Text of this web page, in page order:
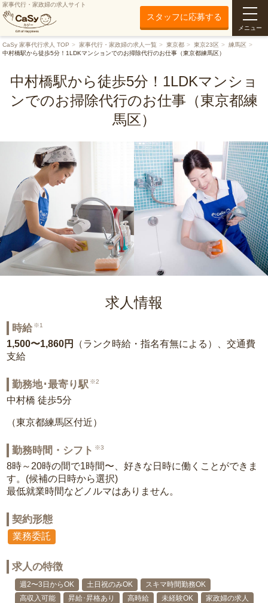
家事代行・家政婦の求人サイト
スタッフに応募する
メニュー
CaSy 家事代行求人 TOP 家事代行・家政婦の求人一覧 東京都 東京23区
練馬区
中村橋駅から徒歩5分！1LDKマンションでのお掃除代行のお仕事（東京都練馬区）
中村橋駅から徒歩5分！1LDKマンショ
ンでのお掃除代行のお仕事（東京都練
馬区）
求人情報
時給 ※1
1,500〜1,860円
（ランク時給・指名有無による）、交通費
支給
勤務地･最寄り駅 ※2
中村橋 徒歩5分
（東京都練馬区付近）
勤務時間・シフト ※3
8時～20時の間で1時間〜、好きな日時に働くことができま
す。(候補の日時から選択)
最低就業時間などノルマはありません。
契約形態
業務委託
求人の特徴
週2〜3日からOK 土日祝のみOK
スキマ時間勤務OK
高収入可能
昇給･昇格あり 高時給 未経験OK
家政婦の求人